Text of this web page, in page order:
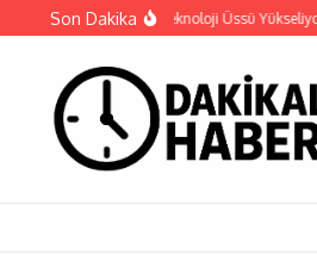
İçeriğe atlaSon Dakika
İzmir’in Kuzeyinde Teknoloji Üssü Yükseliyor: